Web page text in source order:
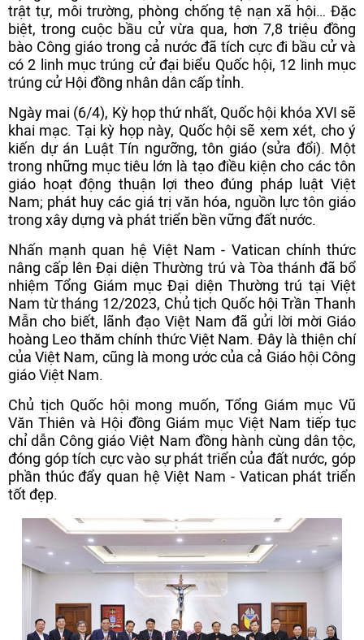
trật tự, môi trường, phòng chống tệ nạn xã hội… Đặc
biệt, trong cuộc bầu cử vừa qua, hơn 7,8 triệu đồng
bào Công giáo trong cả nước đã tích cực đi bầu cử và
có 2 linh mục trúng cử đại biểu Quốc hội, 12 linh mục
trúng cử Hội đồng nhân dân cấp tỉnh.
Ngày mai (6/4), Kỳ họp thứ nhất, Quốc hội khóa XVI sẽ
khai mạc. Tại kỳ họp này, Quốc hội sẽ xem xét, cho ý
kiến dự án Luật Tín ngưỡng, tôn giáo (sửa đổi). Một
trong những mục tiêu lớn là tạo điều kiện cho các tôn
giáo hoạt động thuận lợi theo đúng pháp luật Việt
Nam; phát huy các giá trị văn hóa, nguồn lực tôn giáo
trong xây dựng và phát triển bền vững đất nước.
Nhấn mạnh quan hệ Việt Nam - Vatican chính thức
nâng cấp lên Đại diện Thường trú và Tòa thánh đã bổ
nhiệm Tổng Giám mục Đại diện Thường trú tại Việt
Nam từ tháng 12/2023, Chủ tịch Quốc hội Trần Thanh
Mẫn cho biết, lãnh đạo Việt Nam đã gửi lời mời Giáo
hoàng Leo thăm chính thức Việt Nam. Đây là thiện chí
của Việt Nam, cũng là mong ước của cả Giáo hội Công
giáo Việt Nam.
Chủ tịch Quốc hội mong muốn, Tổng Giám mục Vũ
Văn Thiên và Hội đồng Giám mục Việt Nam tiếp tục
chỉ dẫn Công giáo Việt Nam đồng hành cùng dân tộc,
đóng góp tích cực vào sự phát triển của đất nước, góp
phần thúc đẩy quan hệ Việt Nam - Vatican phát triển
tốt đẹp.